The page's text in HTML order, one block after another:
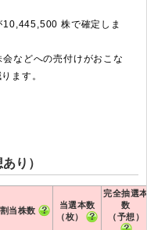
10,445,500 株で確定しま
などへの売付けがおこな
ます。
り）
割当株数
当選本数
（枚）
完全抽選
数
（予想）